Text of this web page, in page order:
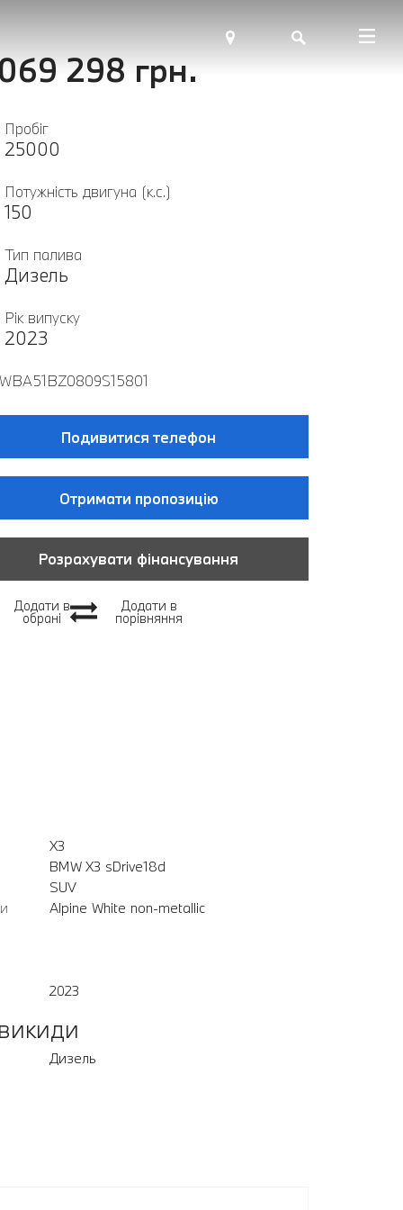
298 грн.
Пробіг
25000
Потужність двигуна (к.с.)
150
Тип палива
Дизель
Рік випуску
2023
Подивитися телефон
Отримати пропозицію
Розрахувати фінансування
Додати в
обрані
Додати в
порівняння
X3
BMW X3 sDrive18d
SUV
Alpine White non-metallic
2023
Дизель